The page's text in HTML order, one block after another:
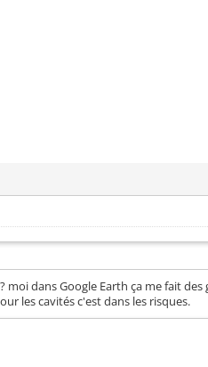
moi dans Google Earth ça me fait
les cavités c'est dans les risques.